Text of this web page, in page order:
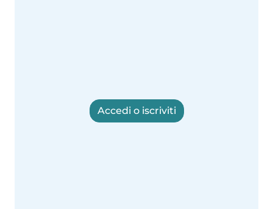
Accedi o iscriviti